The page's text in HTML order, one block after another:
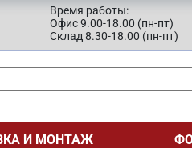
Время работы:
Офис 9.00-18.00 (пн-пт)
Склад 8.30-18.00 (пн-пт)
И МОНТАЖ